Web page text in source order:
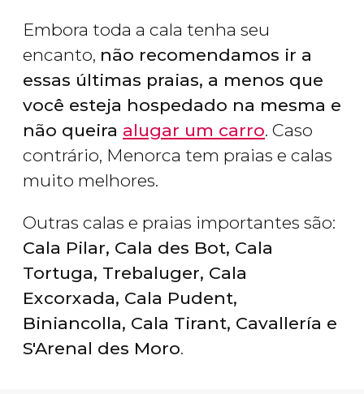
Embora toda a cala tenha seu
encanto, não recomendamos ir a
essas últimas praias, a menos que
você esteja hospedado na mesma e
não queira alugar um carro. Caso
contrário, Menorca tem praias e calas
muito melhores.
Outras calas e praias importantes são:
Cala Pilar, Cala des Bot, Cala
Tortuga, Trebaluger, Cala
Excorxada, Cala Pudent,
Biniancolla, Cala Tirant, Cavallería e
S'Arenal des Moro.